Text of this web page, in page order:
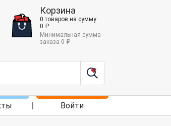
Корзина
0 товаров на сумму
0 ₽
Минимальная сумма
заказа 0 ₽
Войти